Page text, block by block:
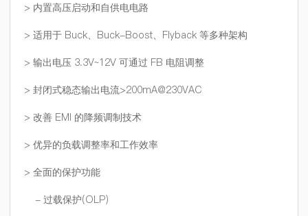
> 内置高压启动和自供电电路
> 适用于 Buck、Buck-Boost、Flyback 等多种架构
> 输出电压 3.3V~12V 可通过 FB 电阻调整
> 封闭式稳态输出电流>200mA@230VAC
> 改善 EMI 的降频调制技术
> 优异的负载调整率和工作效率
> 全面的保护功能
- 过载保护(OLP)